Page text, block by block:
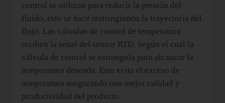
control se utilizan para reducir la presión del
fluido, esto se hace restringiendo la trayectoria del
flujo. Las válvulas de control de temperatura
reciben la señal del sensor RTD. Según el cual la
válvula de control se estrangula para alcanzar la
temperatura deseada. Esto evita el exceso de
temperatura asegurando una mejor calidad y
productividad del producto.